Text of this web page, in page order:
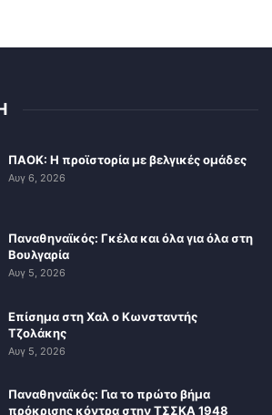
ΠΑΟΚ: Η προϊστορία με βελγικές ομάδες
Αυγ 6, 2026
Παναθηναϊκός: Γκέλα και όλα για όλα στη
Βουλγαρία
Αυγ 5, 2026
Επίσημα στη Χαλ ο Κωνσταντής
Τζολάκης
Αυγ 5, 2026
Παναθηναϊκός: Για το πρώτο βήμα
πρόκρισης κόντρα στην ΤΣΣΚΑ 1948